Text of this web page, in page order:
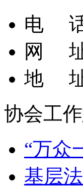
电 话
网 址
地 址
协会工作
“万众
基层